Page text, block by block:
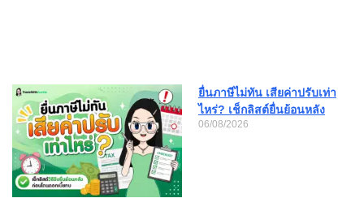
ยื่นภาษีไม่ทัน เสียค่าปรับเท่า
ไหร่? เช็กลิสต์ยื่นย้อนหลัง
06/08/2026